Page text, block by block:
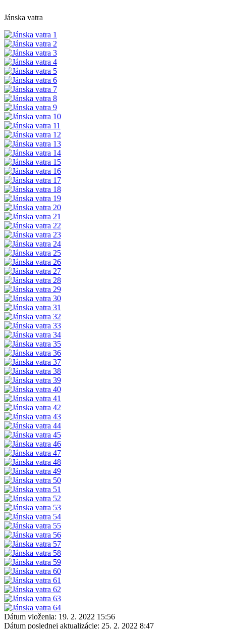
Jánska vatra
Dátum vloženia: 19. 2. 2022 15:56
Dátum poslednej aktualizácie: 25. 2. 2022 8:47